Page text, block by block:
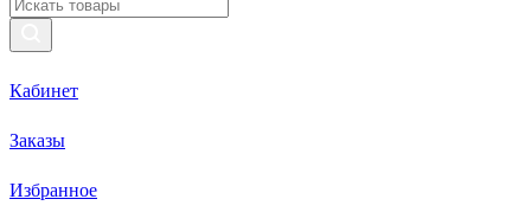
Кабинет
Заказы
Избранное